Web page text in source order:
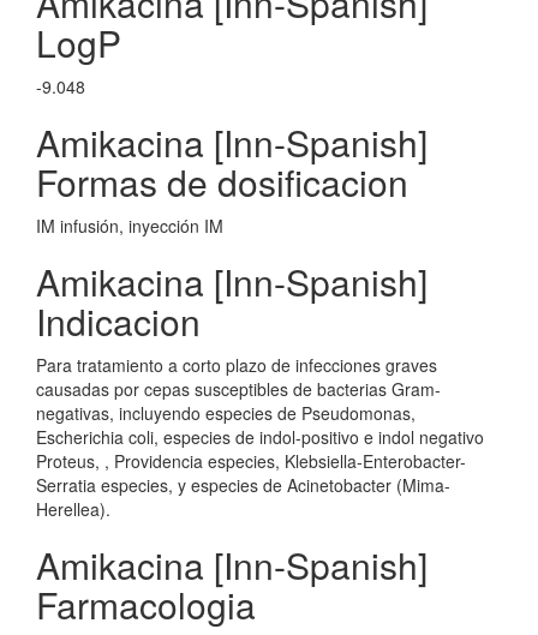
LogP
-9.048
Amikacina [Inn-Spanish]
Formas de dosificacion
IM infusión, inyección IM
Amikacina [Inn-Spanish]
Indicacion
Para tratamiento a corto plazo de infecciones graves
causadas por cepas susceptibles de bacterias Gram-
negativas, incluyendo especies de Pseudomonas,
Escherichia coli, especies de indol-positivo e indol negativo
Proteus, , Providencia especies, Klebsiella-Enterobacter-
Serratia especies, y especies de Acinetobacter (Mima-
Herellea).
Amikacina [Inn-Spanish]
Farmacologia